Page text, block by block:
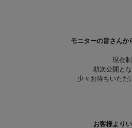
モニターの皆さんか
現在制
順次公開と
少々お待ちいただ
お客様より